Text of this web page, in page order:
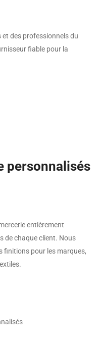
des professionnels du
fiable pour la
personnalisés
entièrement
de chaque client. Nous
finitions pour les marques,